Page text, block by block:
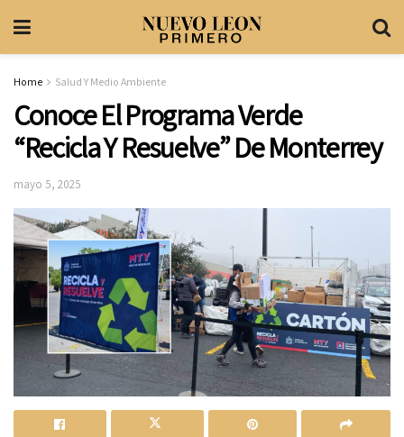
Home Salud Y Medio Ambiente
Conoce El Programa Verde
“Recicla Y Resuelve” De Monterrey
mayo 5, 2025